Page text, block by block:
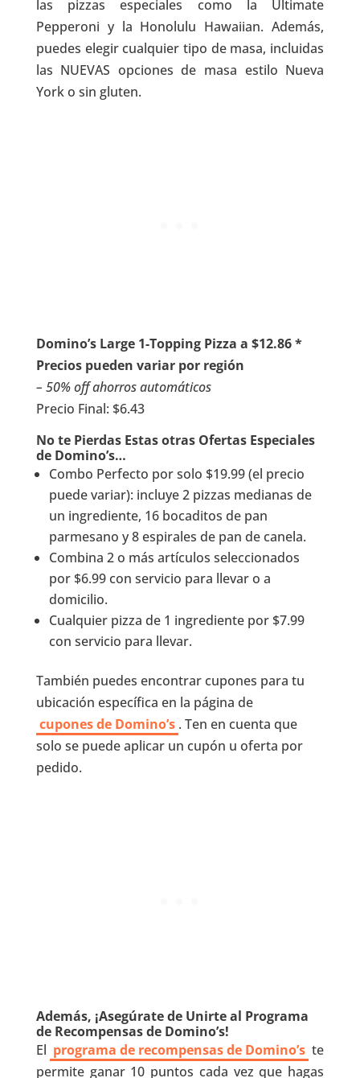
las pizzas especiales como la Ultimate
Pepperoni y la Honolulu Hawaiian. Además,
puedes elegir cualquier tipo de masa, incluidas
las NUEVAS opciones de masa estilo Nueva
York o sin gluten.
Domino’s Large 1-Topping Pizza a $12.86 *
Precios pueden variar por región
– 50% off ahorros automáticos
Precio Final: $6.43
No te Pierdas Estas otras Ofertas Especiales
de Domino’s…
Combo Perfecto por solo $19.99 (el precio
puede variar): incluye 2 pizzas medianas de
un ingrediente, 16 bocaditos de pan
parmesano y 8 espirales de pan de canela.
Combina 2 o más artículos seleccionados
por $6.99 con servicio para llevar o a
domicilio.
Cualquier pizza de 1 ingrediente por $7.99
con servicio para llevar.
También puedes encontrar cupones para tu
ubicación específica en la página de
cupones de Domino’s . Ten en cuenta que
solo se puede aplicar un cupón u oferta por
pedido.
Además, ¡Asegúrate de Unirte al Programa
de Recompensas de Domino’s!
El programa de recompensas de Domino’s te
permite ganar 10 puntos cada vez que hagas